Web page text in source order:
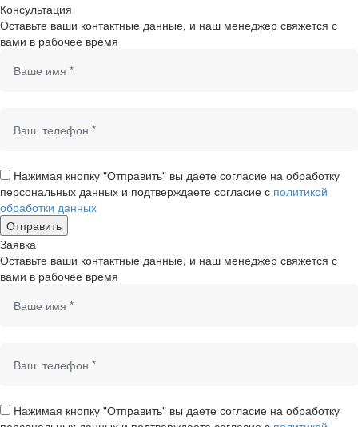
Консультация
Оставьте ваши контактные данные, и наш менеджер свяжется с
вами в рабочее время
Нажимая кнопку "Отправить" вы даете согласие на обработку
персональных данных и подтверждаете согласие с политикой
обработки данных
Заявка
Оставьте ваши контактные данные, и наш менеджер свяжется с
вами в рабочее время
Нажимая кнопку "Отправить" вы даете согласие на обработку